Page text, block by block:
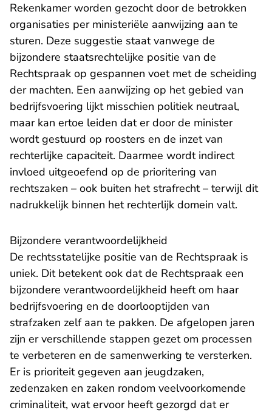
Rekenkamer worden gezocht door de betrokken
organisaties per ministeriële aanwijzing aan te
sturen. Deze suggestie staat vanwege de
bijzondere staatsrechtelijke positie van de
Rechtspraak op gespannen voet met de scheiding
der machten. Een aanwijzing op het gebied van
bedrijfsvoering lijkt misschien politiek neutraal,
maar kan ertoe leiden dat er door de minister
wordt gestuurd op roosters en de inzet van
rechterlijke capaciteit. Daarmee wordt indirect
invloed uitgeoefend op de prioritering van
rechtszaken – ook buiten het strafrecht – terwijl dit
nadrukkelijk binnen het rechterlijk domein valt.
Bijzondere verantwoordelijkheid
De rechtsstatelijke positie van de Rechtspraak is
uniek. Dit betekent ook dat de Rechtspraak een
bijzondere verantwoordelijkheid heeft om haar
bedrijfsvoering en de doorlooptijden van
strafzaken zelf aan te pakken. De afgelopen jaren
zijn er verschillende stappen gezet om processen
te verbeteren en de samenwerking te versterken.
Er is prioriteit gegeven aan jeugdzaken,
zedenzaken en zaken rondom veelvoorkomende
criminaliteit, wat ervoor heeft gezorgd dat er